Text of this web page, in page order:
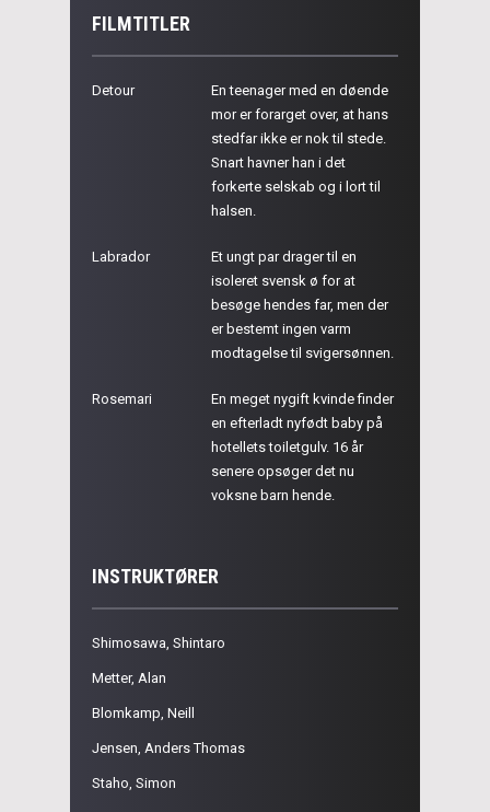
FILMTITLER
Detour
En teenager med en døende
mor er forarget over, at hans
stedfar ikke er nok til stede.
Snart havner han i det
forkerte selskab og i lort til
halsen.
Labrador
Et ungt par drager til en
isoleret svensk ø for at
besøge hendes far, men der
er bestemt ingen varm
modtagelse til svigersønnen.
Rosemari
En meget nygift kvinde finder
en efterladt nyfødt baby på
hotellets toiletgulv. 16 år
senere opsøger det nu
voksne barn hende.
INSTRUKTØRER
Shimosawa, Shintaro
Metter, Alan
Blomkamp, Neill
Jensen, Anders Thomas
Staho, Simon